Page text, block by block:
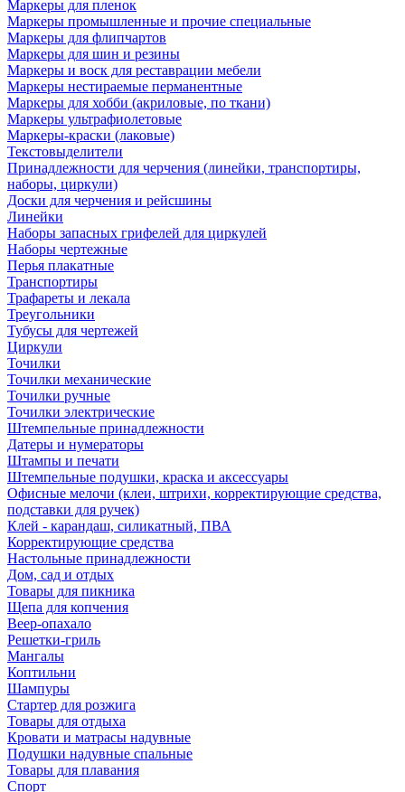
Маркеры для пленок
Маркеры промышленные и прочие специальные
Маркеры для флипчартов
Маркеры для шин и резины
Маркеры и воск для реставрации мебели
Маркеры нестираемые перманентные
Маркеры для хобби (акриловые, по ткани)
Маркеры ультрафиолетовые
Маркеры-краски (лаковые)
Текстовыделители
Принадлежности для черчения (линейки, транспортиры,
наборы, циркули)
Доски для черчения и рейсшины
Линейки
Наборы запасных грифелей для циркулей
Наборы чертежные
Перья плакатные
Транспортиры
Трафареты и лекала
Треугольники
Тубусы для чертежей
Циркули
Точилки
Точилки механические
Точилки ручные
Точилки электрические
Штемпельные принадлежности
Датеры и нумераторы
Штампы и печати
Штемпельные подушки, краска и аксессуары
Офисные мелочи (клеи, штрихи, корректирующие средства,
подставки для ручек)
Клей - карандаш, силикатный, ПВА
Корректирующие средства
Настольные принадлежности
Дом, сад и отдых
Товары для пикника
Щепа для копчения
Веер-опахало
Решетки-гриль
Мангалы
Коптильни
Шампуры
Стартер для розжига
Товары для отдыха
Кровати и матрасы надувные
Подушки надувные спальные
Товары для плавания
Спорт